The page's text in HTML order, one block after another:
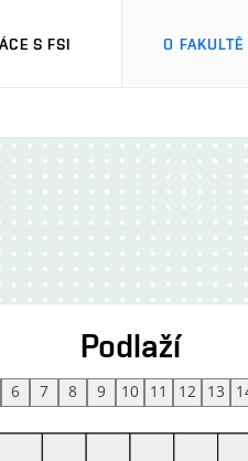
S FSI O FAKULTĚ
Podlaží
6 7 8 9 10 11 12 13